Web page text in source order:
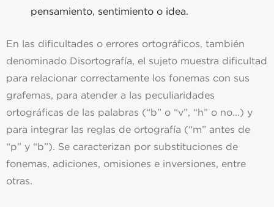
pensamiento, sentimiento o idea.
En las dificultades o errores ortográficos, también
denominado Disortografía, el sujeto muestra dificultad
para relacionar correctamente los fonemas con sus
grafemas, para atender a las peculiaridades
ortográficas de las palabras (“b” o “v”, “h” o no...) y
para integrar las reglas de ortografía (“m” antes de
“p” y “b”). Se caracterizan por substituciones de
fonemas, adiciones, omisiones e inversiones, entre
otras.